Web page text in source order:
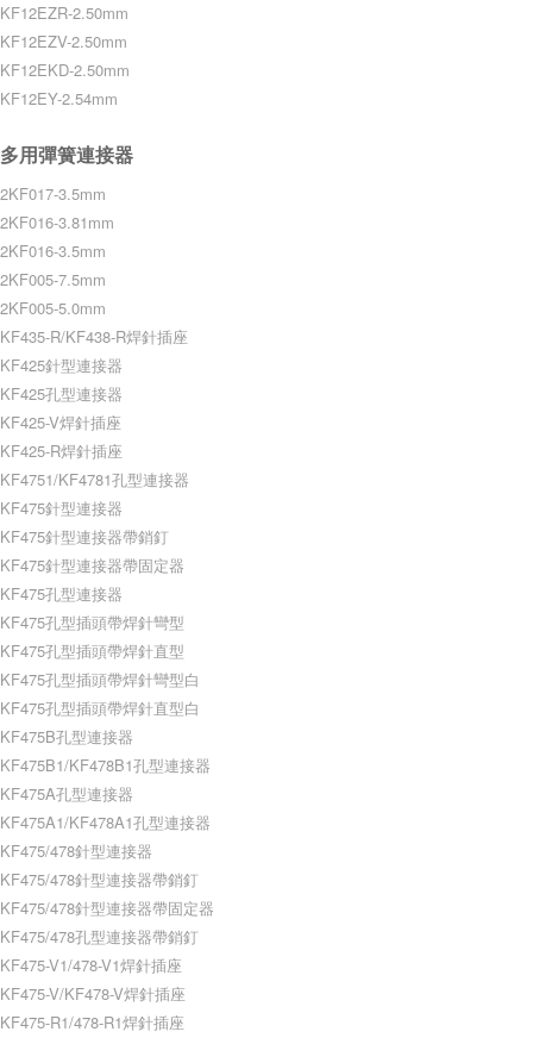
KF12EZR-2.50mm
KF12EZV-2.50mm
KF12EKD-2.50mm
KF12EY-2.54mm
多用彈簧連接器
2KF017-3.5mm
2KF016-3.81mm
2KF016-3.5mm
2KF005-7.5mm
2KF005-5.0mm
KF435-R/KF438-R焊針插座
KF425針型連接器
KF425孔型連接器
KF425-V焊針插座
KF425-R焊針插座
KF4751/KF4781孔型連接器
KF475針型連接器
KF475針型連接器帶銷釘
KF475針型連接器帶固定器
KF475孔型連接器
KF475孔型插頭帶焊針彎型
KF475孔型插頭帶焊針直型
KF475孔型插頭帶焊針彎型白
KF475孔型插頭帶焊針直型白
KF475B孔型連接器
KF475B1/KF478B1孔型連接器
KF475A孔型連接器
KF475A1/KF478A1孔型連接器
KF475/478針型連接器
KF475/478針型連接器帶銷釘
KF475/478針型連接器帶固定器
KF475/478孔型連接器帶銷釘
KF475-V1/478-V1焊針插座
KF475-V/KF478-V焊針插座
KF475-R1/478-R1焊針插座